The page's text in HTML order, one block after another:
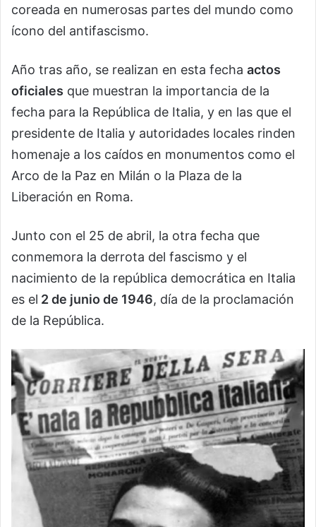
coreada en numerosas partes del mundo como
ícono del antifascismo.
Año tras año, se realizan en esta fecha actos
oficiales que muestran la importancia de la
fecha para la República de Italia, y en las que el
presidente de Italia y autoridades locales rinden
homenaje a los caídos en monumentos como el
Arco de la Paz en Milán o la Plaza de la
Liberación en Roma.
Junto con el 25 de abril, la otra fecha que
conmemora la derrota del fascismo y el
nacimiento de la república democrática en Italia
es el 2 de junio de 1946, día de la proclamación
de la República.